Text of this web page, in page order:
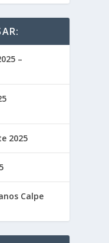
–
2025
Calpe